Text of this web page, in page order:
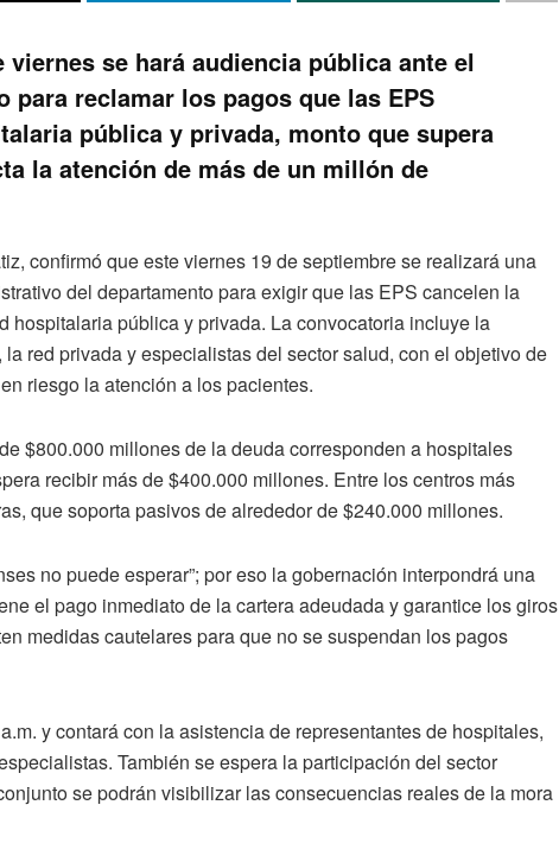
viernes se hará audiencia pública ante el
reclamar los pagos que las EPS
pública y privada, monto que supera
la atención de más de un millón de
confirmó que este viernes 19 de septiembre se realizará una
del departamento para exigir que las EPS cancelen la
hospitalaria pública y privada. La convocatoria incluye la
red privada y especialistas del sector salud, con el objetivo de
riesgo la atención a los pacientes.
$800.000 millones de la deuda corresponden a hospitales
recibir más de $400.000 millones. Entre los centros más
que soporta pasivos de alrededor de $240.000 millones.
no puede esperar”; por eso la gobernación interpondrá una
el pago inmediato de la cartera adeudada y garantice los giros
medidas cautelares para que no se suspendan los pagos
y contará con la asistencia de representantes de hospitales,
También se espera la participación del sector
se podrán visibilizar las consecuencias reales de la mora